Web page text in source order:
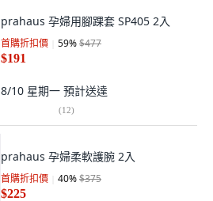
prahaus 孕婦用腳踝套 SP405 2入
首購折扣價 59%$477
$191
8/10 星期一 預計送達
(12)
prahaus 孕婦柔軟護腕 2入
首購折扣價 40%$375
$225